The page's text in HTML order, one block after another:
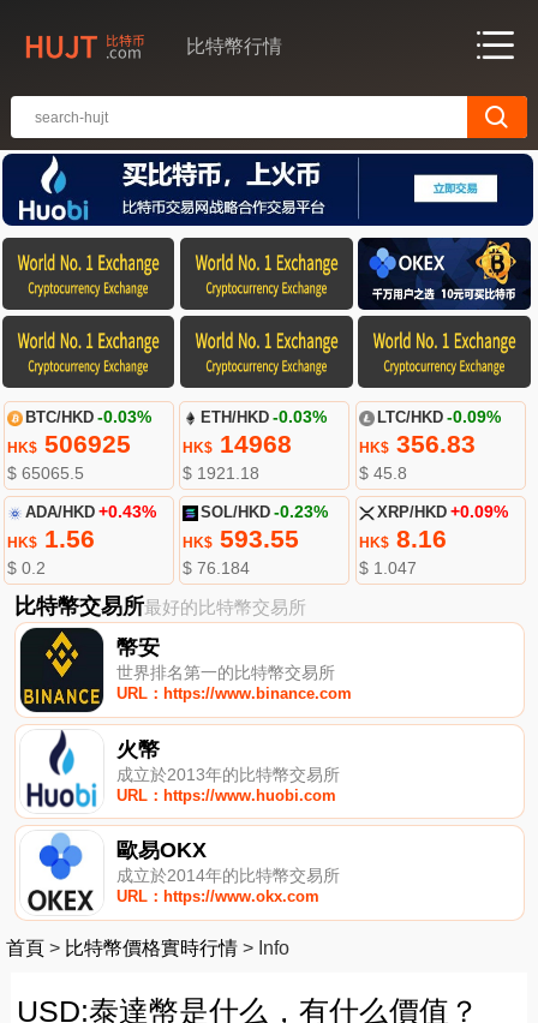
比特幣行情
BTC/HKD -0.03%
HK$506925
$ 65065.5
ETH/HKD -0.03%
HK$ 14968
$ 1921.18
LTC/HKD -0.09%
HK$356.83
$ 45.8
ADA/HKD +0.43%
HK$1.56
$ 0.2
SOL/HKD -0.23%
HK$ 593.55
$ 76.184
XRP/HKD +0.09%
HK$8.16
$ 1.047
比特幣交易所最好的比特幣交易所
幣安
世界排名第一的比特幣交易所
URL：https://www.binance.com
火幣
成立於2013年的比特幣交易所
URL：https://www.huobi.com
歐易OKX
成立於2014年的比特幣交易所
URL：https://www.okx.com
首頁 > 比特幣價格實時行情 > Info
USD:泰達幣是什么，有什么價值？